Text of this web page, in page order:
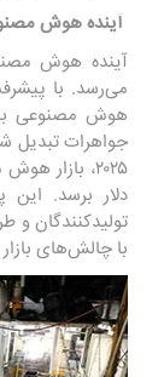
آینده هوش
آینده هوش
می‌رسد. با
هوش مصنوعی
جواهرات تبدیل
دلار برسد.
تولیدکنندگان و
با چالش‌های بازار